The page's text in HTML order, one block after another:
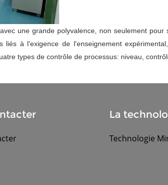
une grande polyvalence, non seulement
liés à l'exigence de l'enseignement
types de contrôle de processus: niveau,
La
Technologie